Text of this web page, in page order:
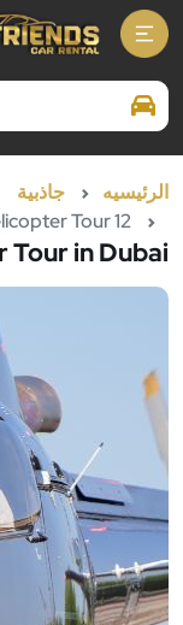
Search Brands
الرئيسيه جاذبية
Tour in Dubai